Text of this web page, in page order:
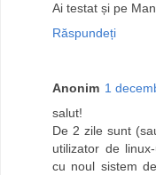
Ai testat și pe
Răspundeți
Anonim 1
salut!
De 2 zile sunt
utilizator de
cu noul sistem